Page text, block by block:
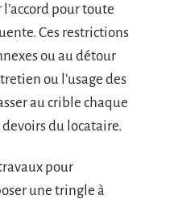
pour toute
Ces restrictions
ou au détour
ou l’usage des
au crible chaque
du locataire.
pour
une tringle à